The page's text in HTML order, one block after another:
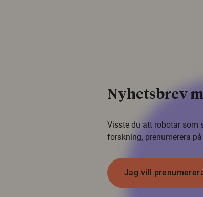
Nyhetsbrev
Visste du att robotar som
forskning, prenumerera
Jag vill